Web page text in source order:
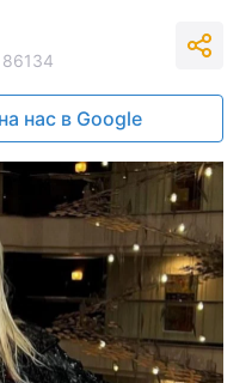
86134
нас в Google